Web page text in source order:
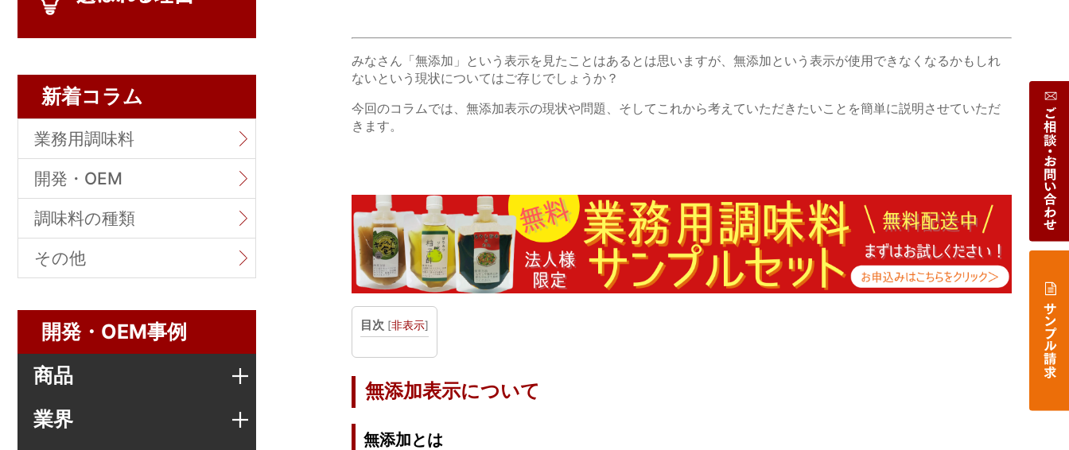
みなさん 「無添加」という表示を見たことはあるとは思いますが、 無添加という表示が使用できなくなるかもしれ
ないという現状についてはご存じでしょうか？
今回のコラムでは、 無添加表示の現状や問題、そしてこれから考えていただきたいことを簡単に説明させていただ
きます。
目次 [非表示]
無添加表示について
無添加とは
新着コラム
業務用調味料
開発・OEM
調味料の種類
その他
開発・OEM事例
商品
業界